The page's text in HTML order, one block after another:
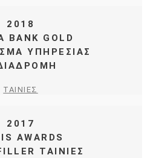
2018
BANK GOLD
ΥΠΗΡΕΣΙΑΣ
ΤΑΙΝΙΕΣ
2017
AWARDS
ΤΑΙΝΙΕΣ